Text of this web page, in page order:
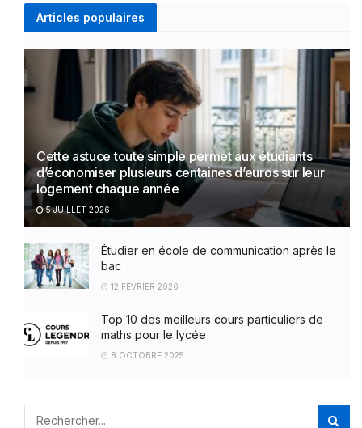
Articles populaires
Cette astuce toute simple permet aux étudiants
d’économiser plusieurs centaines d’euros sur leur
logement chaque année
5 JUILLET 2026
Étudier en école de communication après le
bac
12 FÉVRIER 2026
Top 10 des meilleurs cours particuliers de
maths pour le lycée
8 OCTOBRE 2025